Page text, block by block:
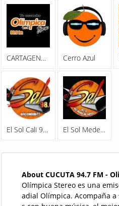
CARTAGENA 90.5 FM - Olimpica Stereo Cerro Azul
El Sol Cali 98.0 FM El Sol Medellin 107.9 FM
About CUCUTA 94.7 FM -
Olímpica Stereo es una
adial Olímpica. Acompaña